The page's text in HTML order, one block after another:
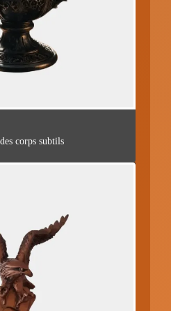
corps subtils